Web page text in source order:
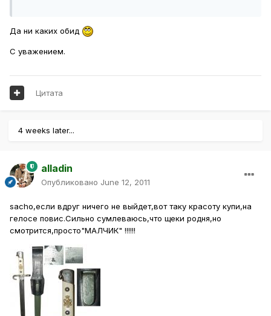
Да ни каких обид
С уважением.
Цитата
4 weeks later...
alladin
Опубликовано June 12, 2011
sacho,если вдруг ничего не выйдет,вот таку красоту купи,на
гелосе повис.Сильно сумлеваюсь,что щеки родня,но
смотрится,просто"МАЛЧИК" !!!!!!